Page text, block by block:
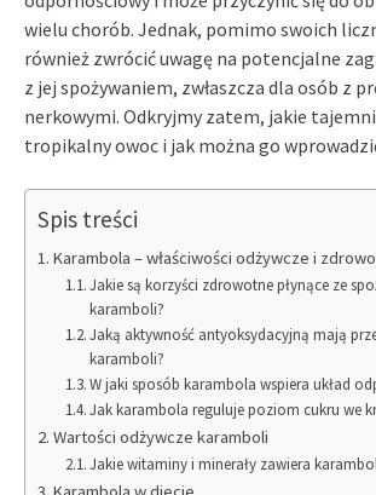
wielu chorób. Jednak, pomimo swoich
również zwrócić uwagę na potencjalne
z jej spożywaniem, zwłaszcza dla osób z
nerkowymi. Odkryjmy zatem, jakie
tropikalny owoc i jak można go
Spis treści
Karambola – właściwości odżywcze i
Jakie są korzyści zdrowotne płynące ze
karamboli?
Jaką aktywność antyoksydacyjną mają
karamboli?
W jaki sposób karambola wspiera układ
Jak karambola reguluje poziom cukru we
Wartości odżywcze karamboli
Jakie witaminy i minerały zawiera